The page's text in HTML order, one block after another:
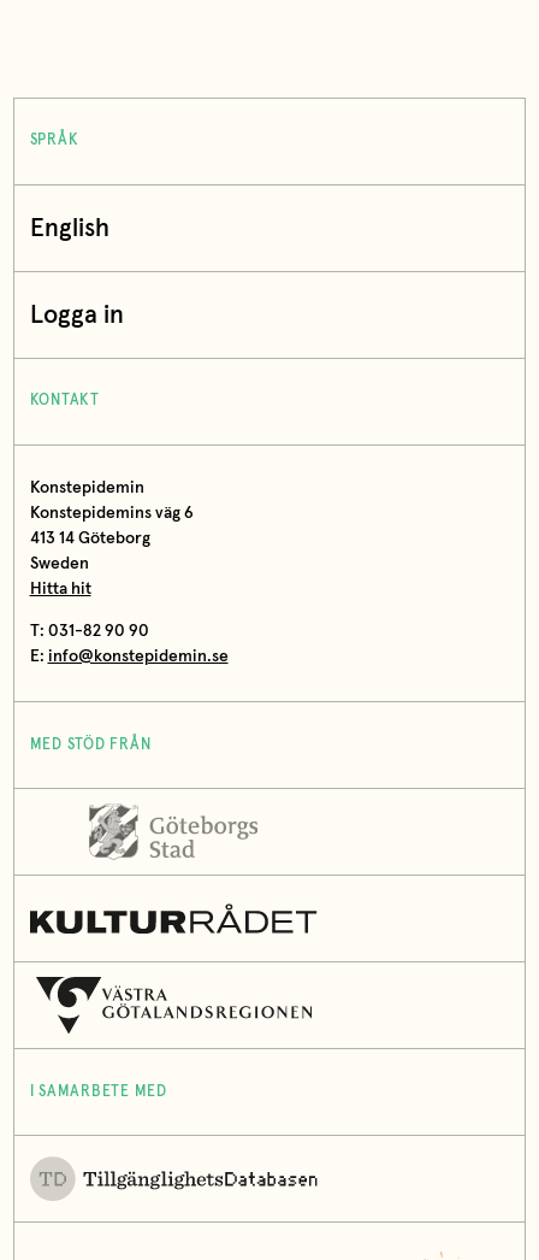
SPRÅK
English
Logga in
KONTAKT
Konstepidemin
Konstepidemins väg 6
413 14 Göteborg
Sweden
Hitta hit
T: 031-82 90 90
E: info@konstepidemin.se
MED STÖD FRÅN
I SAMARBETE MED